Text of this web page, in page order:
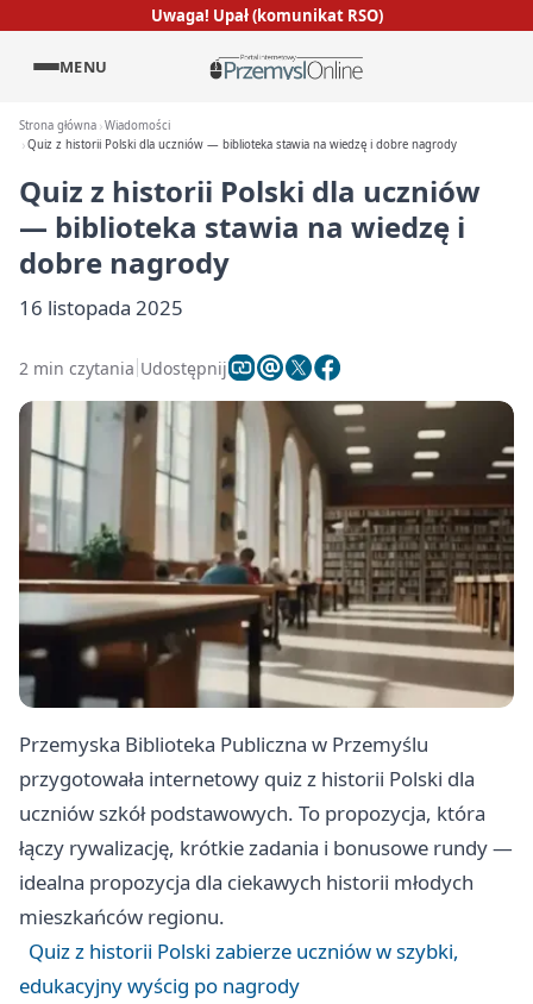
Uwaga! Upał (komunikat RSO)
MENU
Strona główna Wiadomości
Quiz z historii Polski dla uczniów — biblioteka stawia na wiedzę i dobre nagrody
Quiz z historii Polski dla uczniów
— biblioteka stawia na wiedzę i
dobre nagrody
16 listopada 2025
2 min czytania Udostępnij
Przemyska Biblioteka Publiczna w Przemyślu
przygotowała internetowy quiz z historii Polski dla
uczniów szkół podstawowych. To propozycja, która
łączy rywalizację, krótkie zadania i bonusowe rundy —
idealna propozycja dla ciekawych historii młodych
mieszkańców regionu.
Quiz z historii Polski zabierze uczniów w szybki,
edukacyjny wyścig po nagrody